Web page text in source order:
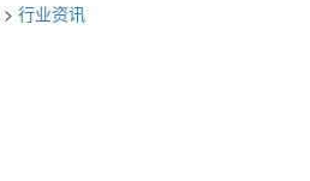
> 行业资讯